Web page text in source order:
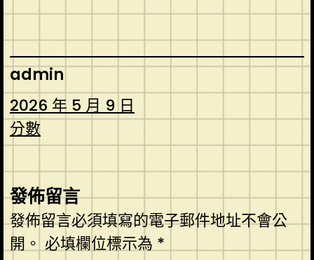
admin
2026 年 5 月 9 日
分數
發佈留言
發佈留言必須填寫的電子郵件地址不會公
開。 必填欄位標示為 *